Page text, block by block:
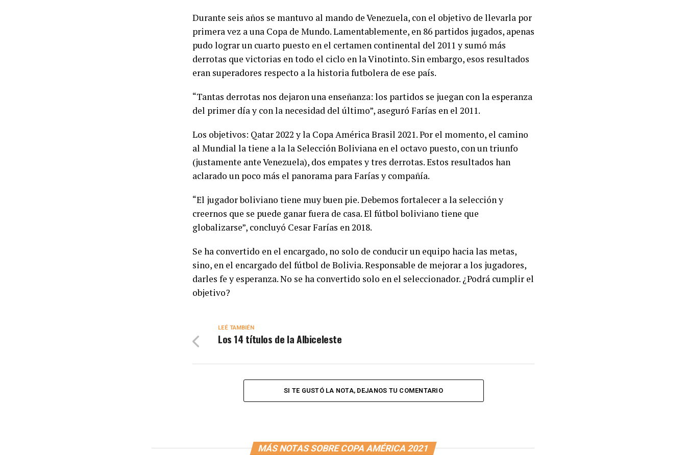
Durante seis años se mantuvo al mando de Venezuela, con el objetivo de llevarla por
primera vez a una Copa de Mundo. Lamentablemente, en 86 partidos jugados, apenas
pudo lograr un cuarto puesto en el certamen continental del 2011 y sumó más
derrotas que victorias en todo el ciclo en la Vinotinto. Sin embargo, esos resultados
eran superadores respecto a la historia futbolera de ese país.
“Tantas derrotas nos dejaron una enseñanza: los partidos se juegan con la esperanza
del primer día y con la necesidad del último”, aseguró Farías en el 2011.
Los objetivos: Qatar 2022 y la Copa América Brasil 2021. Por el momento, el camino
al Mundial la tiene a la la Selección Boliviana en el octavo puesto, con un triunfo
(justamente ante Venezuela), dos empates y tres derrotas. Estos resultados han
aclarado un poco más el panorama para Farías y compañía.
“El jugador boliviano tiene muy buen pie. Debemos fortalecer a la selección y
creernos que se puede ganar fuera de casa. El fútbol boliviano tiene que
globalizarse”, concluyó Cesar Farías en 2018.
Se ha convertido en el encargado, no solo de conducir un equipo hacia las metas,
sino, en el encargado del fútbol de Bolivia. Responsable de mejorar a los jugadores,
darles fe y esperanza. No se ha convertido solo en el seleccionador. ¿Podrá cumplir el
objetivo?
LEÉ TAMBIÉN
Los 14 títulos de la Albiceleste
SI TE GUSTÓ LA NOTA, DEJANOS TU COMENTARIO
MÁS NOTAS SOBRE COPA AMÉRICA 2021